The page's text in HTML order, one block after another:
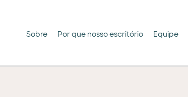
Sobre Por que nosso escritório Equipe